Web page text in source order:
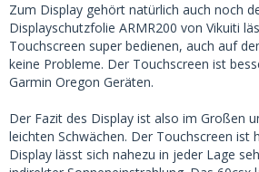
Zum Display gehört natürlich auch noch
Displayschutzfolie ARMR200 von Vikuiti
Touchscreen super bedienen, auch auf
keine Probleme. Der Touchscreen ist
Garmin Oregon Geräten.
Der Fazit des Display ist also im Großen
leichten Schwächen. Der Touchscreen ist
Display lässt sich nahezu in jeder Lage